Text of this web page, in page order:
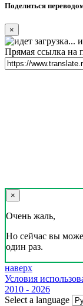
Поделиться
×
Прямая ссылка на
×
Очень жаль,
Но сейчас вы
один раз.
наверх
Условия
2010 - 2026
Select a language